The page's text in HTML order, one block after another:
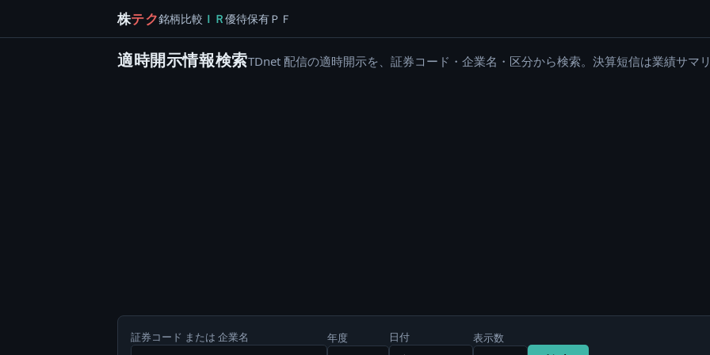
株テク銘柄比較 ＩＲ優待保有ＰＦ
適時開示情報検索TDnet 配信の適時開示を、証券コード・企業名・区分から検索。決算短信は業績サマ
証券コード または 企業名 年度 日付 表示数